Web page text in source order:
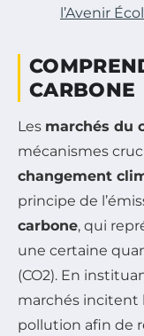
l’Avenir
CARBONE
Les marchés du
mécanismes
changement
principe de
carbone, qui
une certaine
(CO2). En
marchés incitent
pollution afin de